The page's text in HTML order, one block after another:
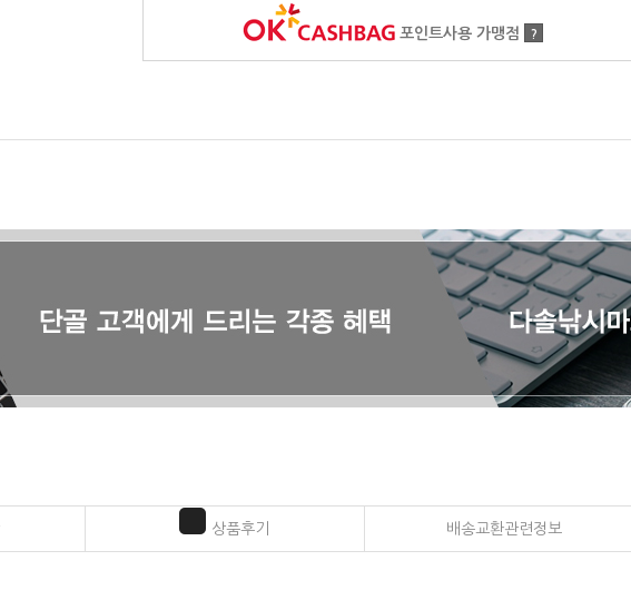
포인트사용 가맹점 ?
상품후기 배송교환관련정보